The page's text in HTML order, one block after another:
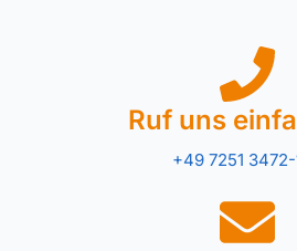
Ruf uns
+49 7251